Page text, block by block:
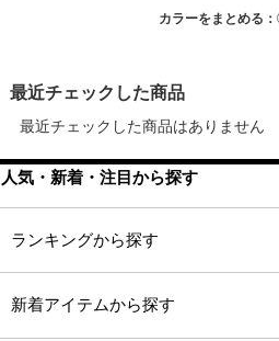
v
i
g
a
t
i
o
カラーをまとめる：
最近チェックした商品
最近チェックした商品はありません
人気・新着・注目から探す
ランキングから探す
新着アイテムから探す